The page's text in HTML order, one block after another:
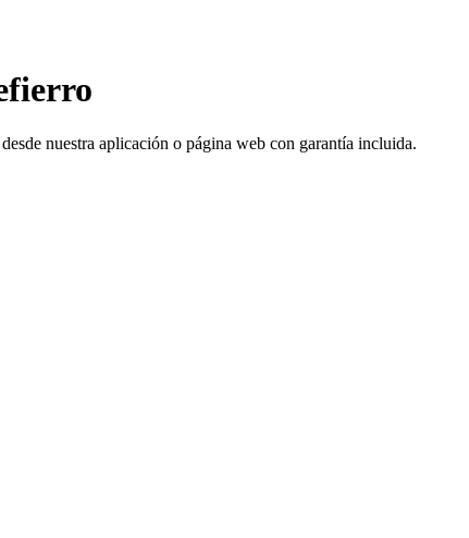
nuestra aplicación o página web con garantía incluida.